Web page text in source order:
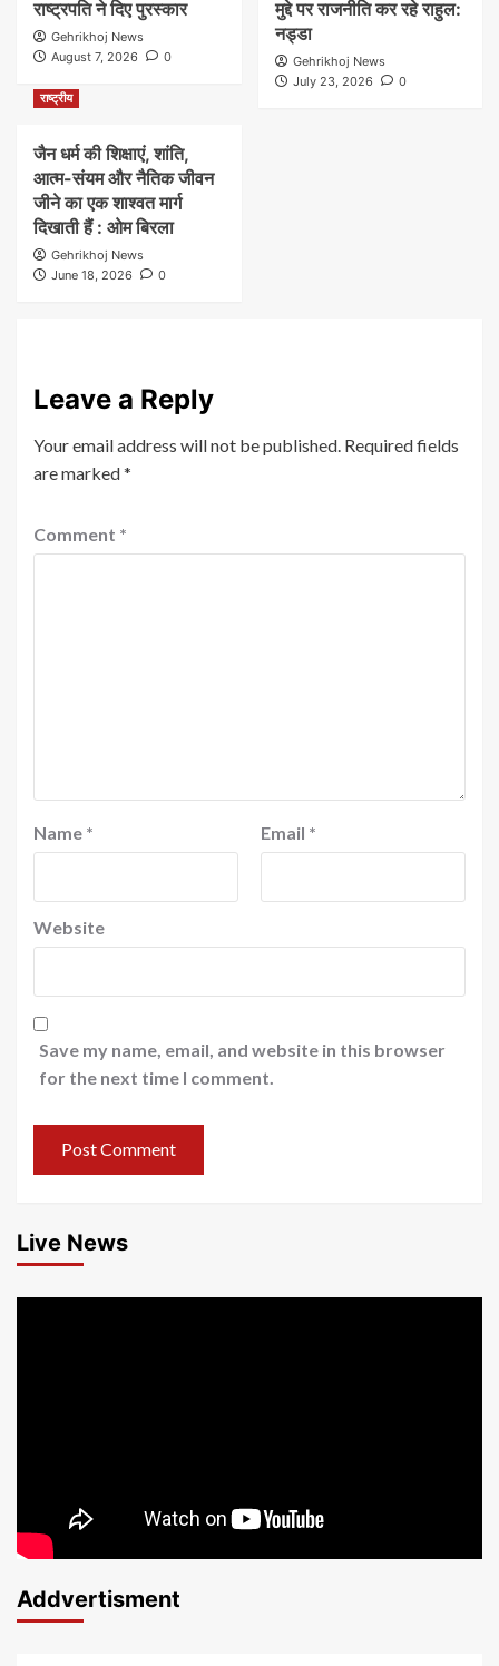
राष्ट्रपति ने दिए पुरस्कार
Gehrikhoj News
August 7, 2026
0
मुद्दे पर राजनीति कर रहे राहुल:
नड्डा
Gehrikhoj News
July 23, 2026
0
राष्ट्रीय
जैन धर्म की शिक्षाएं, शांति,
आत्म-संयम और नैतिक जीवन
जीने का एक शाश्वत मार्ग
दिखाती हैं : ओम बिरला
Gehrikhoj News
June 18, 2026
0
Leave a Reply
Your email address will not be published. Required fields
are marked*
Comment *
Name * Email *
Website
Save my name, email, and website in this browser
for the next time I comment.
Live News
Addvertisment